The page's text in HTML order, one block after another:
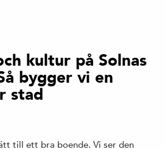
kultur på Solnas
bygger vi en
stad
till ett bra boende. Vi ser den